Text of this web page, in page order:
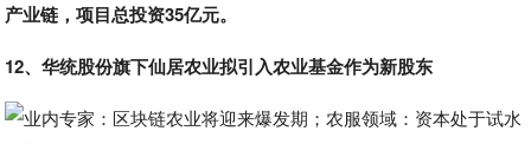
产业链，项目总投资35亿元。
12、华统股份旗下仙居农业拟引入农业基金作为新股东